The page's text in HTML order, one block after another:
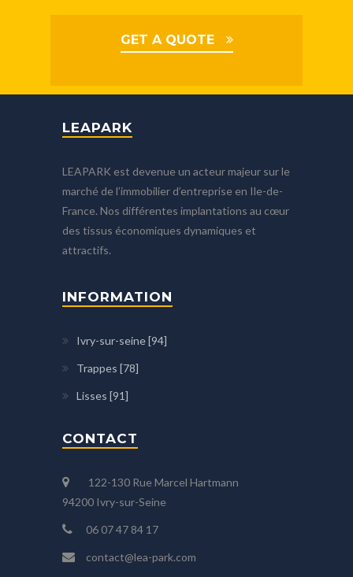
GET A QUOTE
LEAPARK
LEAPARK est devenue un acteur majeur sur le
marché de l’immobilier d’entreprise en Ile-de-
France. Nos différentes implantations au cœur
des tissus économiques dynamiques et
attractifs.
INFORMATION
Ivry-sur-seine [94]
Trappes [78]
Lisses [91]
CONTACT
122-130 Rue Marcel Hartmann
94200 Ivry-sur-Seine
06 07 47 84 17
contact@lea-park.com